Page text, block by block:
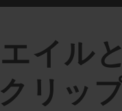
エイル
リッ